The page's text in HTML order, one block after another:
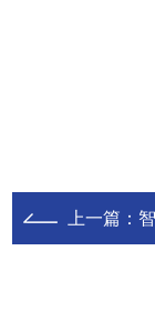
上一篇：